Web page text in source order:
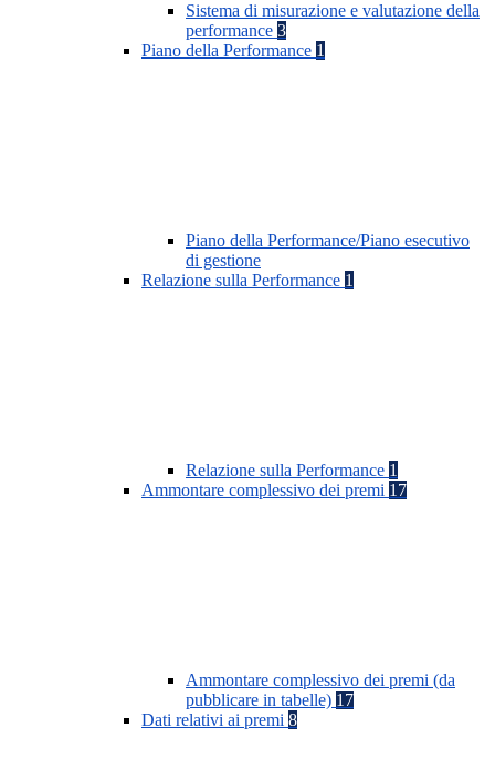
Sistema di misurazione e valutazione della
performance 3
Piano della Performance 1
Piano della Performance/Piano esecutivo
di gestione
Relazione sulla Performance 1
Relazione sulla Performance 1
Ammontare complessivo dei premi 17
Ammontare complessivo dei premi (da
pubblicare in tabelle) 17
Dati relativi ai premi 8